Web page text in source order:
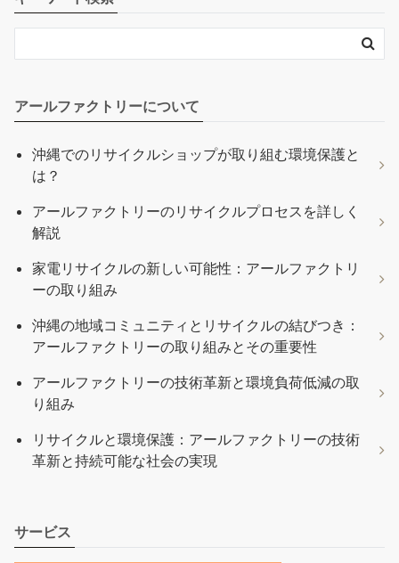
アールファクトリーについて
沖縄でのリサイクルショップが取り組む環境保護と
は？
アールファクトリーのリサイクルプロセスを詳しく
解説
家電リサイクルの新しい可能性：アールファクトリ
ーの取り組み
沖縄の地域コミュニティとリサイクルの結びつき：
アールファクトリーの取り組みとその重要性
アールファクトリーの技術革新と環境負荷低減の取
り組み
リサイクルと環境保護：アールファクトリーの技術
革新と持続可能な社会の実現
サービス